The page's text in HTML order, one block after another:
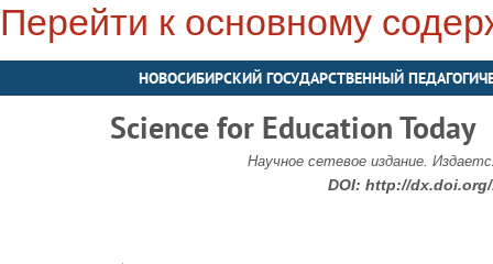
Перейти к основному
НОВОСИБИРСКИЙ ГОСУДАРСТВЕННЫЙ
Science for Education Today
Научное сетевое издание.
DOI: http://dx.doi.org/